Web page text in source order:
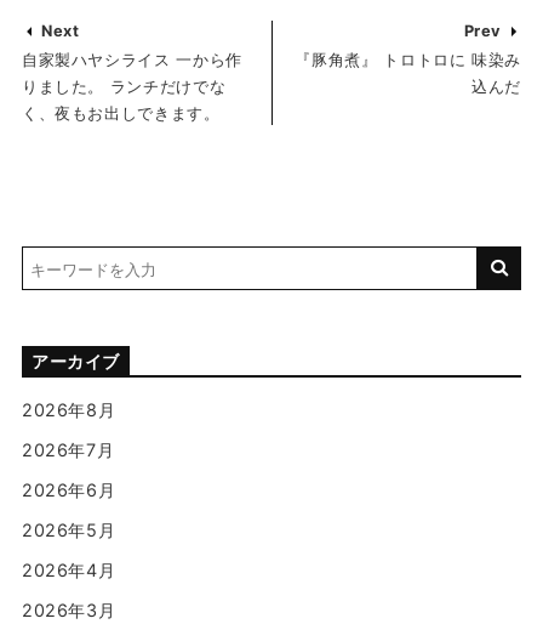
Next
自家製ハヤシライス 一から作
りました。 ランチだけでな
く、夜もお出しできます。
Prev
『豚角煮』 トロトロに 味染み
込んだ
アーカイブ
2026年8月
2026年7月
2026年6月
2026年5月
2026年4月
2026年3月